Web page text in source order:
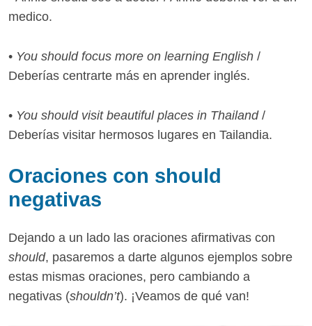
medico.
• You should focus more on learning English /
Deberías centrarte más en aprender inglés.
• You should visit beautiful places in Thailand/
Deberías visitar hermosos lugares en Tailandia.
Oraciones con should
negativas
Dejando a un lado las oraciones afirmativas con
should, pasaremos a darte algunos ejemplos sobre
estas mismas oraciones, pero cambiando a
negativas (shouldn’t). ¡Veamos de qué van!